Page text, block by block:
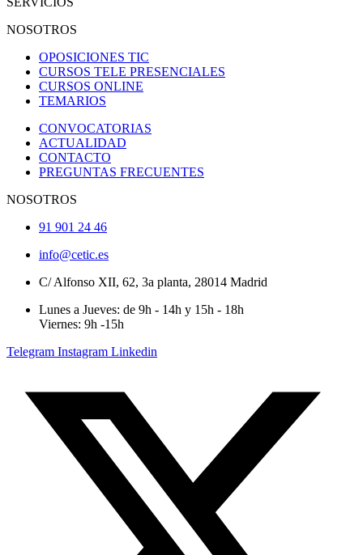
NOSOTROS
OPOSICIONES TIC
CURSOS TELE PRESENCIALES
CURSOS ONLINE
TEMARIOS
CONVOCATORIAS
ACTUALIDAD
CONTACTO
PREGUNTAS FRECUENTES
NOSOTROS
91 901 24 46
info@cetic.es
C/ Alfonso XII, 62, 3a planta, 28014 Madrid
Lunes a Jueves: de 9h - 14h y 15h - 18h
Viernes: 9h -15h
Telegram Instagram Linkedin